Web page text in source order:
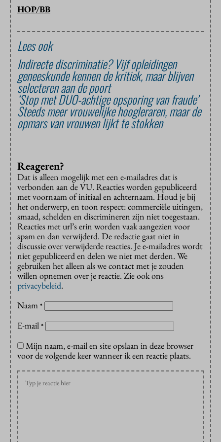
HOP/BB
Lees ook
Indirecte discriminatie? Vijf opleidingen
geneeskunde kennen de kritiek, maar blijven
selecteren aan de poort
‘Stop met DUO-achtige opsporing van fraude’
Steeds meer vrouwelijke hoogleraren, maar de
opmars van vrouwen lijkt te stokken
Reageren?
Dat is alleen mogelijk met een e-mailadres dat is
verbonden aan de VU. Reacties worden gepubliceerd
met voornaam of initiaal en achternaam. Houd je bij
het onderwerp, en toon respect: commerciële uitingen,
smaad, schelden en discrimineren zijn niet toegestaan.
Reacties met url’s erin worden vaak aangezien voor
spam en dan verwijderd. De redactie gaat niet in
discussie over verwijderde reacties. Je e-mailadres wordt
niet gepubliceerd en delen we niet met derden. We
gebruiken het alleen als we contact met je zouden
willen opnemen over je reactie. Zie ook ons
privacybeleid.
Naam *
E-mail *
Mijn naam, e-mail en site opslaan in deze browser
voor de volgende keer wanneer ik een reactie plaats.